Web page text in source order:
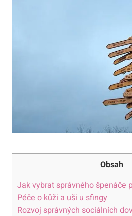
Obsah
Jak vybrat správného špenáče
Péče o kůži a uši u sfingy
Rozvoj správných sociálních